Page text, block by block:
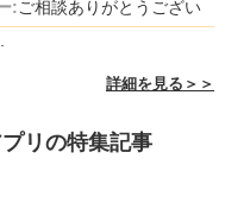
:ご相談ありがとうござい
詳細を見る＞＞
リの特集記事